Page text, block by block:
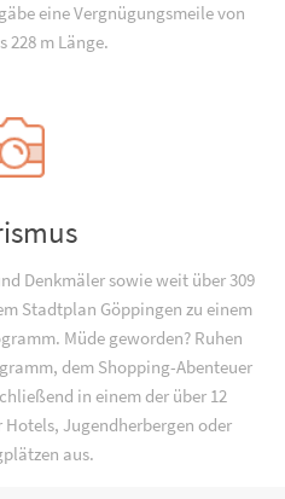
eine Vergnügungsmeile von
228 m Länge.
Denkmäler sowie weit über 309
Stadtplan Göppingen zu einem
Müde geworden? Ruhen
dem Shopping-Abenteuer
in einem der über 12
Jugend­­herbergen oder
aus.